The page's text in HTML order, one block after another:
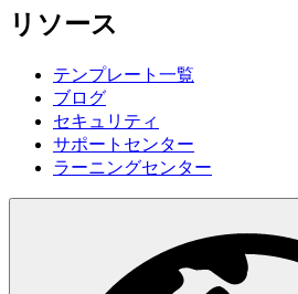
リソース
テンプレート一覧
ブログ
セキュリティ
サポートセンター
ラーニングセンター